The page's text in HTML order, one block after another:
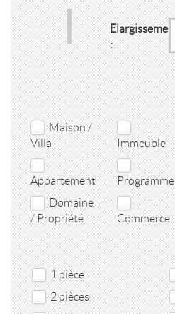
Elargissement
:
Maison /
Villa
Appartement
Domaine
/ Propriété
Immeuble
Programme
Commerce
1 pièce
2 pièces